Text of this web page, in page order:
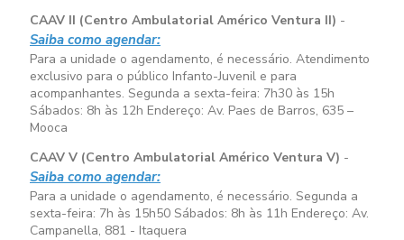
CAAV II (Centro Ambulatorial Américo Ventura II) -
Saiba como agendar:
Para a unidade o agendamento, é necessário. Atendimento
exclusivo para o público Infanto-Juvenil e para
acompanhantes. Segunda a sexta-feira: 7h30 às 15h
Sábados: 8h às 12h Endereço: Av. Paes de Barros, 635 –
Mooca
CAAV V (Centro Ambulatorial Américo Ventura V) -
Saiba como agendar:
Para a unidade o agendamento, é necessário. Segunda a
sexta-feira: 7h às 15h50 Sábados: 8h às 11h Endereço: Av.
Campanella, 881 - Itaquera